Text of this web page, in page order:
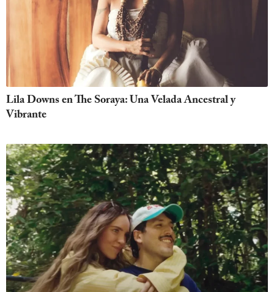
Lila Downs en The Soraya: Una Velada Ancestral y
Vibrante